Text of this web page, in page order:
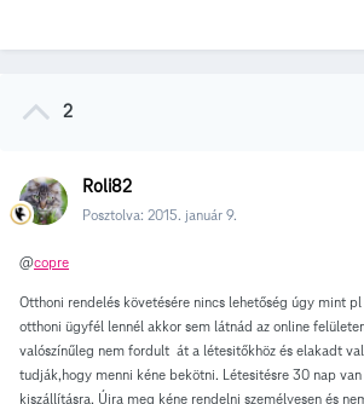
2
Roli82
Posztolva: 2015. január 9.
@copre
Otthoni rendelés követésére nincs lehetőség úgy mint
otthoni ügyfél lennél akkor sem látnád az online
valószínűleg nem fordult át a létesitőkhöz és elakadt
tudják,hogy menni kéne bekötni. Létesitésre 30 nap
kiszállításra. Újra meg kéne rendelni személyesen és